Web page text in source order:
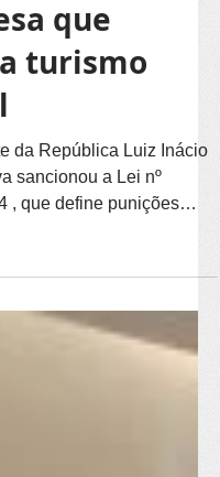
para
que
turismo
da República Luiz Inácio
prestadores de...